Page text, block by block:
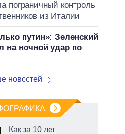
пограничный контроль
из Италии
путин»: Зеленский
на ночной удар по
новостей
Как за 10 лет